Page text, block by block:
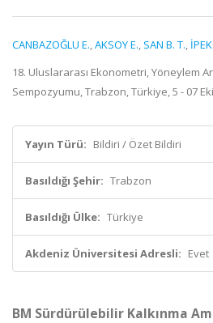
CANBAZOĞLU E.,AKSOY E., SAN B. T.,
18. Uluslararası Ekonometri, Yöneylem
Sempozyumu, Trabzon, Türkiye, 5 - 07
Yayın Türü: Bildiri / Özet Bildiri
Basıldığı Şehir: Trabzon
Basıldığı Ülke: Türkiye
Akdeniz Üniversitesi Adresli: Evet
BM Sürdürülebilir Kalkınma